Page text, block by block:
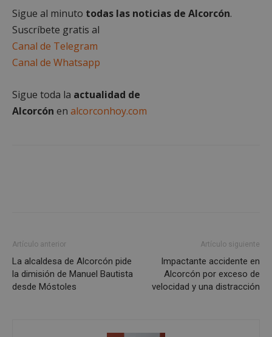
Sigue al minuto todas las noticias de Alcorcón.
Suscríbete gratis al
Canal de Telegram
Canal de Whatsapp
Sigue toda la actualidad de
Alcorcón en alcorconhoy.com
Artículo anterior
La alcaldesa de Alcorcón pide
la dimisión de Manuel Bautista
desde Móstoles
Artículo siguiente
Impactante accidente en
Alcorcón por exceso de
velocidad y una distracción
Cookies no clasificadas
Cookies estrictamente necesarias
Nombre
Dominio
PHPSESSID
PHP.net
alcorconhoy.com
Sesión